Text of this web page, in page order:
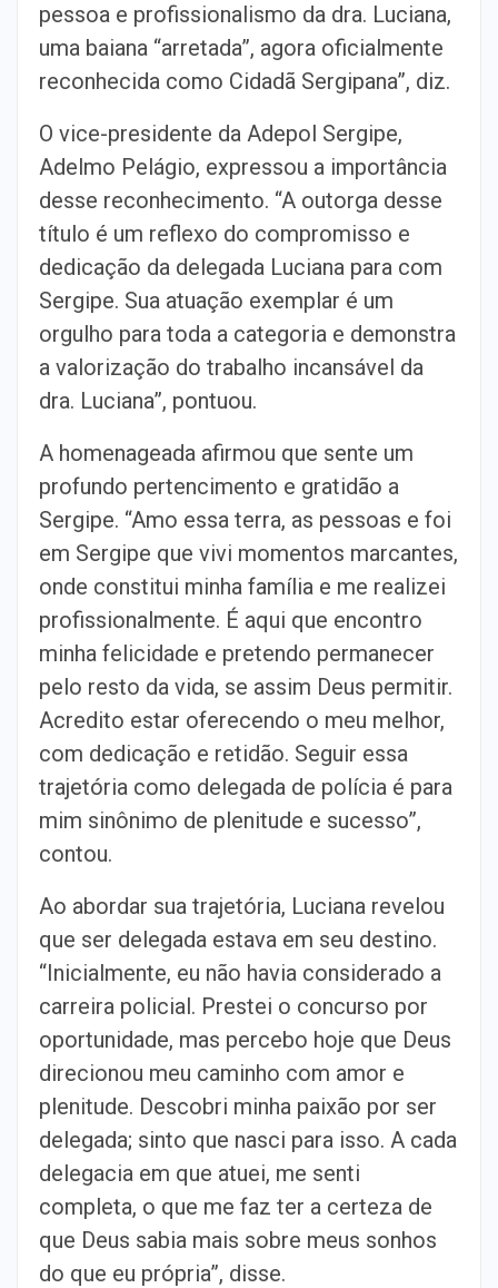
pessoa e profissionalismo da dra. Luciana,
uma baiana “arretada”, agora oficialmente
reconhecida como Cidadã Sergipana”, diz.
O vice-presidente da Adepol Sergipe,
Adelmo Pelágio, expressou a importância
desse reconhecimento. “A outorga desse
título é um reflexo do compromisso e
dedicação da delegada Luciana para com
Sergipe. Sua atuação exemplar é um
orgulho para toda a categoria e demonstra
a valorização do trabalho incansável da
dra. Luciana”, pontuou.
A homenageada afirmou que sente um
profundo pertencimento e gratidão a
Sergipe. “Amo essa terra, as pessoas e foi
em Sergipe que vivi momentos marcantes,
onde constitui minha família e me realizei
profissionalmente. É aqui que encontro
minha felicidade e pretendo permanecer
pelo resto da vida, se assim Deus permitir.
Acredito estar oferecendo o meu melhor,
com dedicação e retidão. Seguir essa
trajetória como delegada de polícia é para
mim sinônimo de plenitude e sucesso”,
contou.
Ao abordar sua trajetória, Luciana revelou
que ser delegada estava em seu destino.
“Inicialmente, eu não havia considerado a
carreira policial. Prestei o concurso por
oportunidade, mas percebo hoje que Deus
direcionou meu caminho com amor e
plenitude. Descobri minha paixão por ser
delegada; sinto que nasci para isso. A cada
delegacia em que atuei, me senti
completa, o que me faz ter a certeza de
que Deus sabia mais sobre meus sonhos
do que eu própria”, disse.